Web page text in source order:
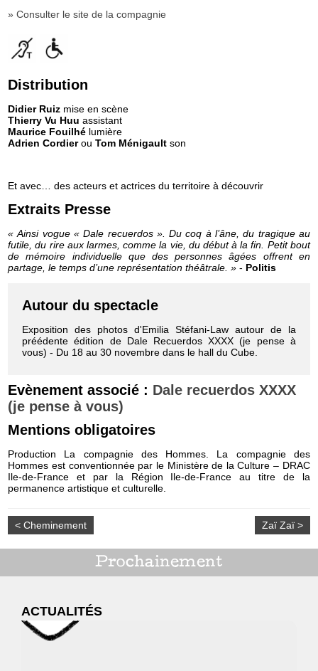
» Consulter le site de la compagnie
Distribution
Didier Ruiz mise en scène
Thierry Vu Huu assistant
Maurice Fouilhé lumière
Adrien Cordierou Tom Ménigault son
Et avec… des acteurs et actrices du territoire à découvrir
Extraits Presse
« Ainsi vogue « Dale recuerdos ». Du coq à l’âne, du tragique au
futile, du rire aux larmes, comme la vie, du début à la fin. Petit bout
de mémoire individuelle que des personnes âgées offrent en
partage, le temps d’une représentation théâtrale. » - Politis
Autour du spectacle
Exposition des photos d'Emilia Stéfani-Law autour de la
préédente édition de Dale Recuerdos XXXX (je pense à
vous) - Du 18 au 30 novembre dans le hall du Cube.
Evènement associé : Dale recuerdos XXXX
(je pense à vous)
Mentions obligatoires
Production La compagnie des Hommes. La compagnie des
Hommes est conventionnée par le Ministère de la Culture – DRAC
Ile-de-France et par la Région Ile-de-France au titre de la
permanence artistique et culturelle.
< Cheminement Zaï Zaï >
Prochainement
ACTUALITÉS